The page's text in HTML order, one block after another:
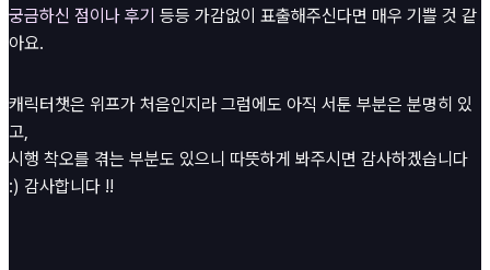
궁금하신 점이나 후기 등등 가감없이 표출해주신다면 매우 기쁠 것 같
아요.
캐릭터챗은 위프가 처음인지라 그럼에도 아직 서툰 부분은 분명히 있
고,
시행 착오를 겪는 부분도 있으니 따뜻하게 봐주시면 감사하겠습니다
:) 감사합니다 !!